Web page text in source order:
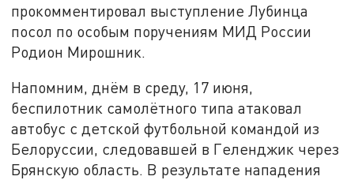
прокомментировал выступление Лубинца
посол по особым поручениям МИД России
Родион Мирошник.
Напомним, днём в среду, 17 июня,
беспилотник самолётного типа атаковал
автобус с детской футбольной командой из
Белоруссии, следовавшей в Геленджик через
Брянскую область. В результате нападения